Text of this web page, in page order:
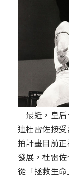
最近，皇后
迪杜雷佐接
拍計畫目前
發展，杜雷
從「拯救生